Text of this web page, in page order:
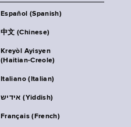
Español (Spanish)
中文 (Chinese)
Kreyòl Ayisyen
(Haitian-Creole)
Italiano (Italian)
אידיש (Yiddish)
Français (French)